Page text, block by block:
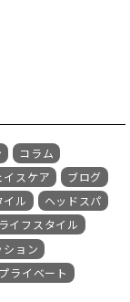
コラム
イスケア
ブログ
イル
ヘッドスパ
ライフスタイル
ョン
ライベート